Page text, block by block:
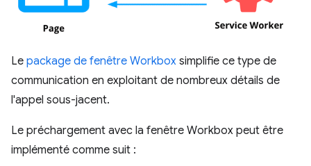
Le package de fenêtre Workbox simplifie ce type de
communication en exploitant de nombreux détails de
l'appel sous-jacent.
Le préchargement avec la fenêtre Workbox peut être
implémenté comme suit :